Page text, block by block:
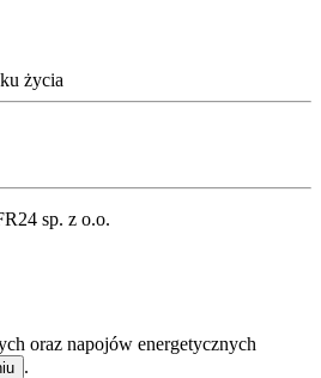
życia
sp. z o.o.
oraz napojów energetycznych
.